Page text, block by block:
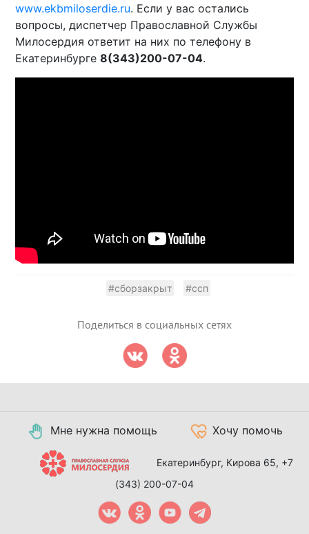
www.ekbmiloserdie.ru. Если у вас остались
вопросы, диспетчер Православной Службы
Милосердия ответит на них по телефону в
Екатеринбурге8(343)200-07-04.
#сборзакрыт #ссп
Поделиться в социальных сетях
Мне нужна помощь Хочу помочь
Екатеринбург, Кирова 65, +7
(343) 200-07-04